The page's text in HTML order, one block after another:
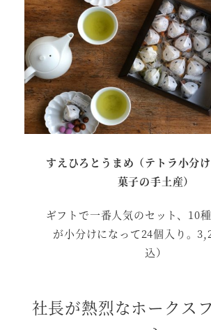
すえひろとうまめ（テトラ小分
菓子の手土産）
ギフトで一番人気のセット、10
が小分けになって24個入り。
込）
社長が熱烈なホークス